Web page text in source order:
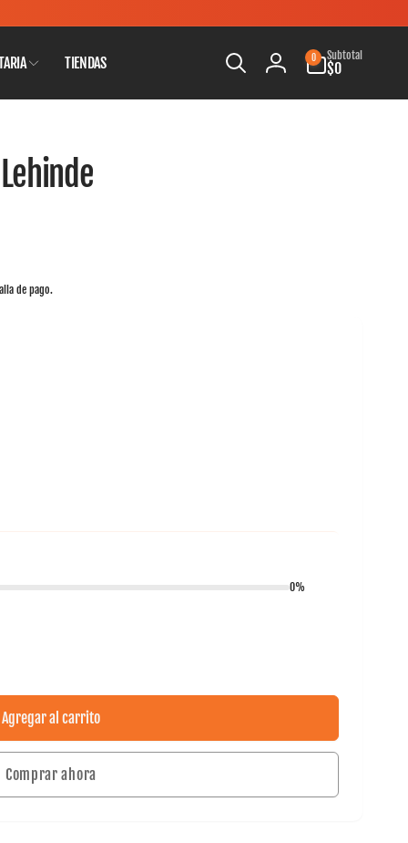
TIENDAS
Iniciar
sesión
0
artículos
Subtotal
$0
de pago.
0%
Agregar al carrito
Comprar ahora